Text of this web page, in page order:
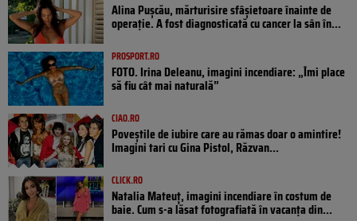
Alina Pușcău, mărturisire sfâșietoare înainte de
operație. A fost diagnosticată cu cancer la sân în...
PROSPORT.RO
FOTO. Irina Deleanu, imagini incendiare: „Îmi place
să fiu cât mai naturală”
CIAO.RO
Poveştile de iubire care au rămas doar o amintire!
Imagini tari cu Gina Pistol, Răzvan...
CLICK.RO
Natalia Mateuț, imagini incendiare în costum de
baie. Cum s-a lăsat fotografiată în vacanța din...